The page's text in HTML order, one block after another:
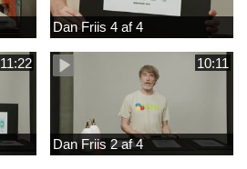
Dan Friis 4 af 4
11:22 10:11
Dan Friis 2 af 4